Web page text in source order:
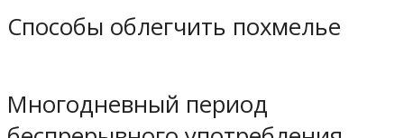
Способы облегчить похмелье
Многодневный период